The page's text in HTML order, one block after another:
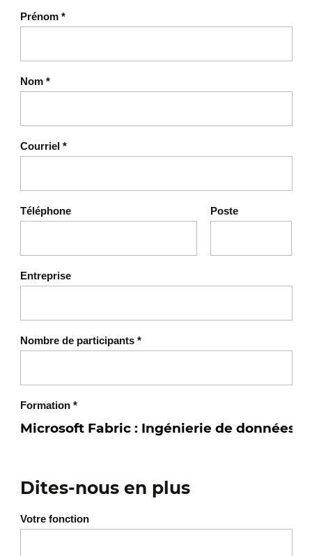
Prénom *
Nom *
Courriel *
Téléphone Poste
Entreprise
Nombre de participants *
Formation *
Dites-nous en plus
Votre fonction